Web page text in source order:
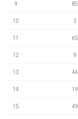
9 85
10 3
11 65
12 9
13 44
14 19
15 49